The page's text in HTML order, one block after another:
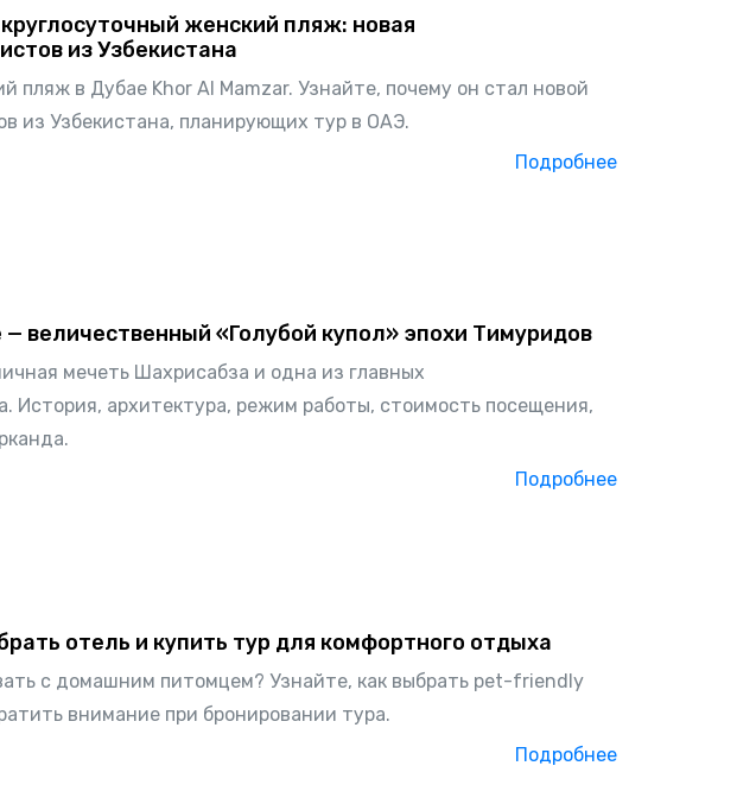
женский пляж: новая
из Узбекистана
пляж в Дубае Khor Al Mamzar. Узнайте, почему он стал новой
из Узбекистана, планирующих тур в ОАЭ.
Подробнее
величественный «Голубой купол» эпохи Тимуридов
мечеть Шахрисабза и одна из главных
История, архитектура, режим работы, стоимость посещения,
Подробнее
отель и купить тур для комфортного отдыха
с домашним питомцем? Узнайте, как выбрать pet-friendly
внимание при бронировании тура.
Подробнее